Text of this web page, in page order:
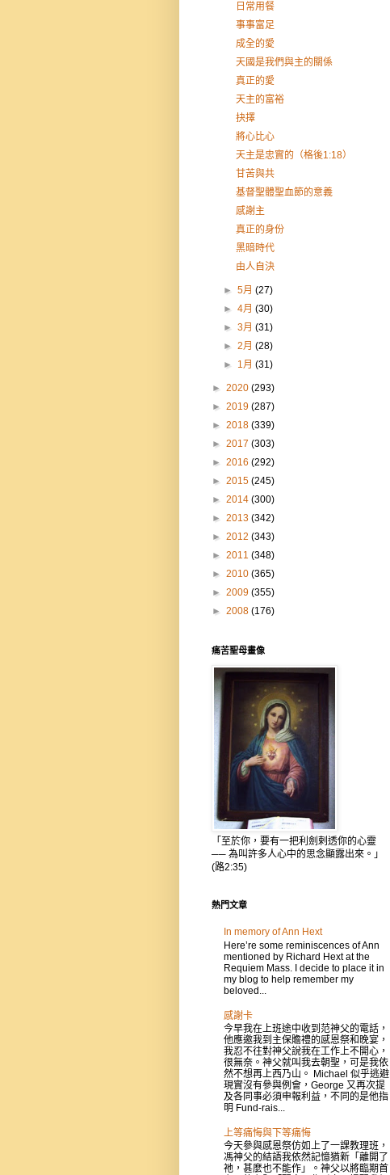
日常用餐
事事富足
成全的愛
天國是我們與主的關係
真正的愛
天主的富裕
抉擇
將心比心
天主是忠實的（格後1:18）
甘苦與共
基督聖體聖血節的意義
感謝主
真正的身份
黑暗時代
由人自決
►5月(27)
►4月(30)
►3月(31)
►2月(28)
► 1月(31)
► 2020 (293)
► 2019 (287)
► 2018 (339)
► 2017 (303)
► 2016 (292)
► 2015 (245)
► 2014 (300)
► 2013 (342)
► 2012 (343)
► 2011 (348)
► 2010 (365)
► 2009 (355)
► 2008 (176)
痛苦聖母畫像
「至於你，要有一把利劍剌透你的心靈
── 為叫許多人心中的思念顯露出來。」
(路2:35)
熱門文章
In memory of Ann Hext
Here’re some reminiscences of Ann
mentioned by Richard Hext at the
Requiem Mass. I decide to place it in
my blog to help remember my
beloved...
感謝卡
今早我在上班途中收到范神父的電話，
他應邀我到主保贍禮的感恩祭和晚宴，
我忍不往對神父說我在工作上不開心，
很無奈。神父就叫我去朝聖，可是我依
然不想再上西乃山。 Michael 似乎逃避
現實沒有參與例會，George 又再次提
及各同事必須申報利益，不同的是他指
明 Fund-rais...
上等痛悔與下等痛悔
今天參與感恩祭仿如上了一課教理班，
馮神父的結語我依然記憶猶新「離開了
祂，甚麼也不能作」。神父以將臨期首